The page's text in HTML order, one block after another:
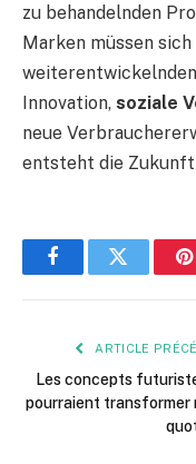
zu behandelnden
Marken müssen
Innovation, soziale
neue
entsteht die
FacebookTwitter
ARTICLE
Les concepts
pourraient transformer